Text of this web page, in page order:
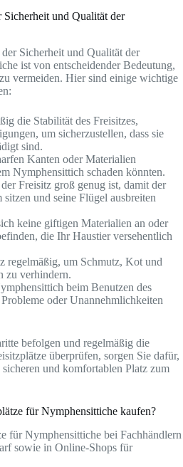
und Qualität der
Sicherheit und Qualität der
ist von entscheidender Bedeutung,
vermeiden. Hier sind einige wichtige
die Stabilität des Freisitzes,
um sicherzustellen, dass sie
sind.
Kanten oder Materialien
Nymphensittich schaden könnten.
Freisitz groß genug ist, damit der
und seine Flügel ausbreiten
keine giftigen Materialien an oder
die Ihr Haustier versehentlich
regelmäßig, um Schmutz, Kot und
zu verhindern.
beim Benutzen des
oder Unannehmlichkeiten
befolgen und regelmäßig die
überprüfen, sorgen Sie dafür,
und komfortablen Platz zum
für Nymphensittiche kaufen?
für Nymphensittiche bei Fachhändlern
sowie in Online-Shops für